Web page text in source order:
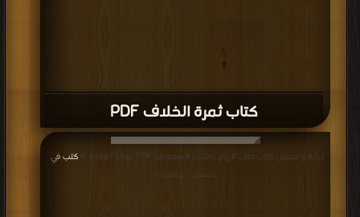
كتاب ثمرة الخلاف PDF
قراءة و تحميل كتاب كتاب الرياح واشجار الصفصاف PDF مجانا | مكتبة > كتب في
التحميل : مرة/مرات